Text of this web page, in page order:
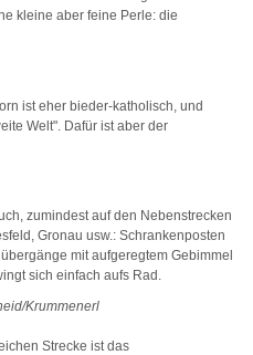
kleine aber feine Perle: die
ist eher bieder-katholisch, und
Welt". Dafür ist aber der
zumindest auf den Nebenstrecken
Gronau usw.: Schrankenposten
mit aufgeregtem Gebimmel
sich einfach aufs Rad.
Krummenerl
Strecke ist das